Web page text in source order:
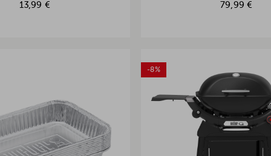
13,99 € 79,99 €
-8%